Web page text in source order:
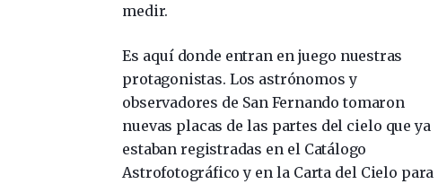
medir.
Es aquí donde entran en juego nuestras
protagonistas. Los astrónomos y
observadores de San Fernando tomaron
nuevas placas de las partes del cielo que ya
estaban registradas en el Catálogo
Astrofotográfico y en la Carta del Cielo para